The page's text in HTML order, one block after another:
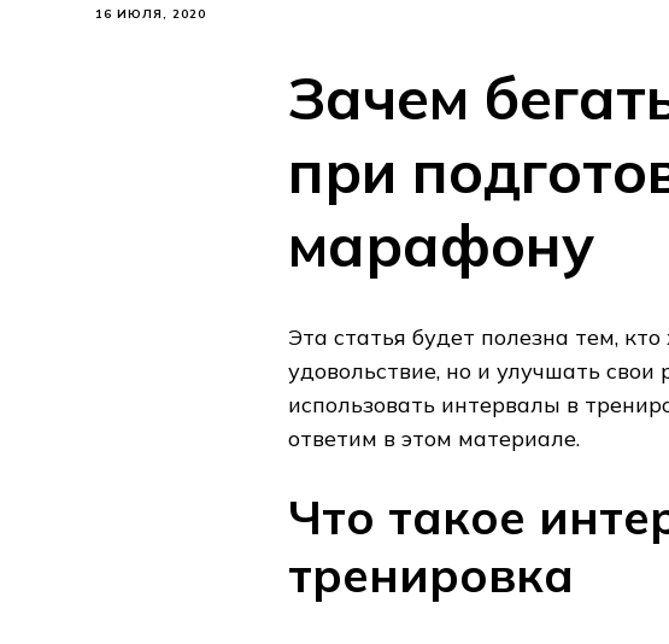
16 ИЮЛЯ, 2020
Зачем
при
марафону
Эта статья будет полезна тем, кто
удовольствие, но и улучшать свои
использовать интервалы в
ответим в этом материале.
Что такое
тренировка